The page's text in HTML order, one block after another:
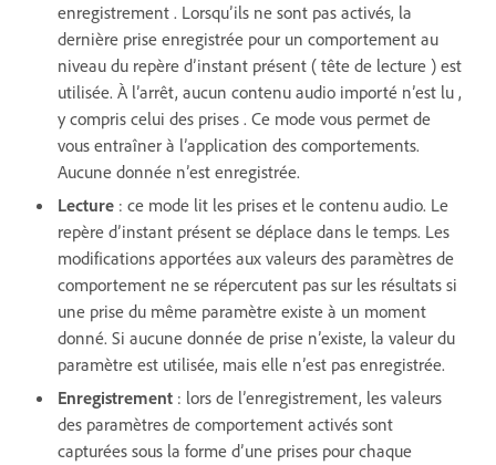
enregistrement . Lorsqu’ils ne sont pas activés, la
dernière prise enregistrée pour un comportement au
niveau du repère d’instant présent ( tête de lecture ) est
utilisée. À l’arrêt, aucun contenu audio importé n’est lu ,
y compris celui des prises . Ce mode vous permet de
vous entraîner à l’application des comportements.
Aucune donnée n’est enregistrée.
Lecture : ce mode lit les prises et le contenu audio. Le
repère d’instant présent se déplace dans le temps. Les
modifications apportées aux valeurs des paramètres de
comportement ne se répercutent pas sur les résultats si
une prise du même paramètre existe à un moment
donné. Si aucune donnée de prise n’existe, la valeur du
paramètre est utilisée, mais elle n’est pas enregistrée.
Enregistrement : lors de l’enregistrement, les valeurs
des paramètres de comportement activés sont
capturées sous la forme d’une prises pour chaque